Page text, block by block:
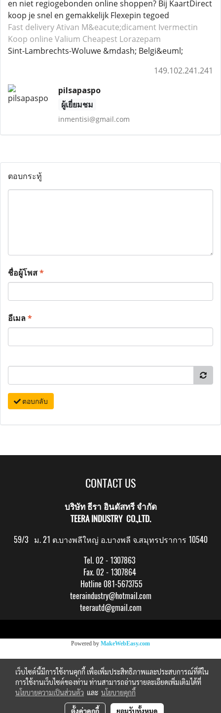
en niet regiogebonden online shoppen? Bij KaartDirect
koop je snel en gemakkelijk Flexepin tegoed
Fast delivery Ativan M&eacute;dicament Ivermectin
Koop online Valium Cheapest Lorazepam
Sint-Lambrechts-Woluwe &mdash; Belgi&euml;
149.102.241.241
pilsapaspo
ผู้เยี่ยมชม
inmentisi@gmail.com
ตอบกระทู้
ชื่อผู้โพส*
อีเมล*
ตอบกลับ
CONTACT US
บริษัท ธีรา อินดัสทรี จำกัด
TEERA INDUSTRY CO.,LTD.
59/3 ม. 21 ต.บางพลีใหญ่ อ.บางพลี จ.สมุทรปราการ 10540
Tel. 02 - 1307863
Fax. 02 - 1307864
Hotline 081-5673755
teeraindustry@hotmail.com
teerautd@gmail.com
Powered by MakeWebEasy.com
เว็บไซต์นี้มีการใช้งานคุกกี้ เพื่อเพิ่มประสิทธิภาพและประสบการณ์ที่ดีใน
การใช้งานเว็บไซต์ของท่าน ท่านสามารถอ่านรายละเอียดเพิ่มเติมได้ที่
นโยบายความเป็นส่วนตัว และ นโยบายคุกกี้
ตั้งค่าคุกกี้ ยอมรับทั้งหมด